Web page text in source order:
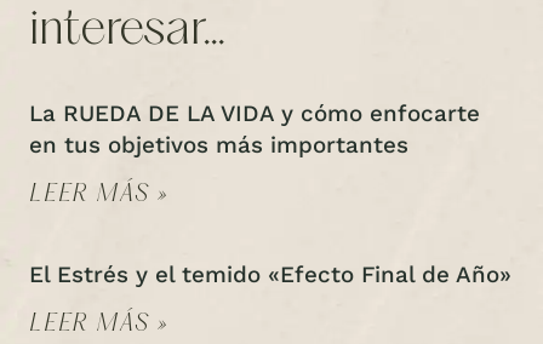
interesar...
La RUEDA DE LA VIDA y cómo enfocarte
en tus objetivos más importantes
LEER MÁS »
El Estrés y el temido «Efecto Final de Año»
LEER MÁS »